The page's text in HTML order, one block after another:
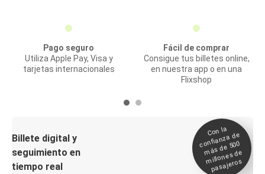
Pago seguro
Utiliza Apple Pay, Visa y
tarjetas internacionales
Fácil de comprar
Consigue tus billetes online,
en nuestra app o en una
Flixshop
Billete digital y
seguimiento en
tiempo real
Con la
confianza de
más de 500
millones de
pasajeros